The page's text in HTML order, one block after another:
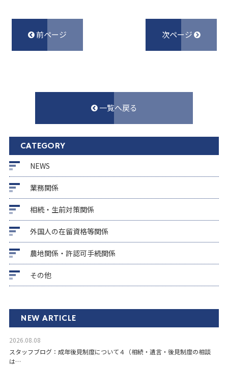
前ページ 次ページ
一覧へ戻る
CATEGORY
NEWS
業務関係
相続・生前対策関係
外国人の在留資格等関係
農地関係・許認可手続関係
その他
NEW ARTICLE
2026.08.08
スタッフブログ：成年後見制度について４（相続・遺言・後見制度の相談
は…